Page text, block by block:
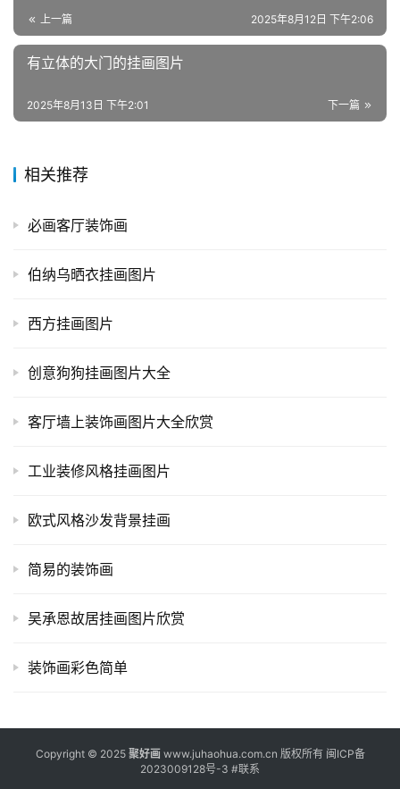
上一篇 2025年8月12日 下午2:06
有立体的大门的挂画图片
下一篇
2025年8月13日 下午2:01
相关推荐
必画客厅装饰画
伯纳乌晒衣挂画图片
西方挂画图片
创意狗狗挂画图片大全
客厅墙上装饰画图片大全欣赏
工业装修风格挂画图片
欧式风格沙发背景挂画
简易的装饰画
吴承恩故居挂画图片欣赏
装饰画彩色简单
Copyright © 2025 聚好画www.juhaohua.com.cn 版权所有 闽ICP备
2023009128号-3 #联系